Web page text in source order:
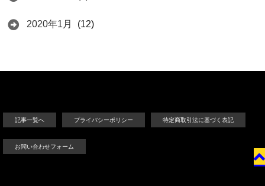
2020年1月 (12)
記事一覧へ プライバシーポリシー 特定商取引法に基づく表記
お問い合わせフォーム